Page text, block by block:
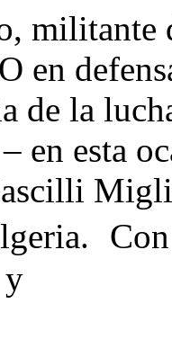
militante
en
de la
en esta
y